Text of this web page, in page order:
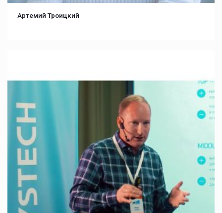
Артемий Троицкий